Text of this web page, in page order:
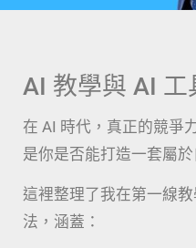
AI 教學與 AI 工
在 AI 時代，真正的競爭
是你是否能打造一套屬
這裡整理了我在第一線
法，涵蓋：